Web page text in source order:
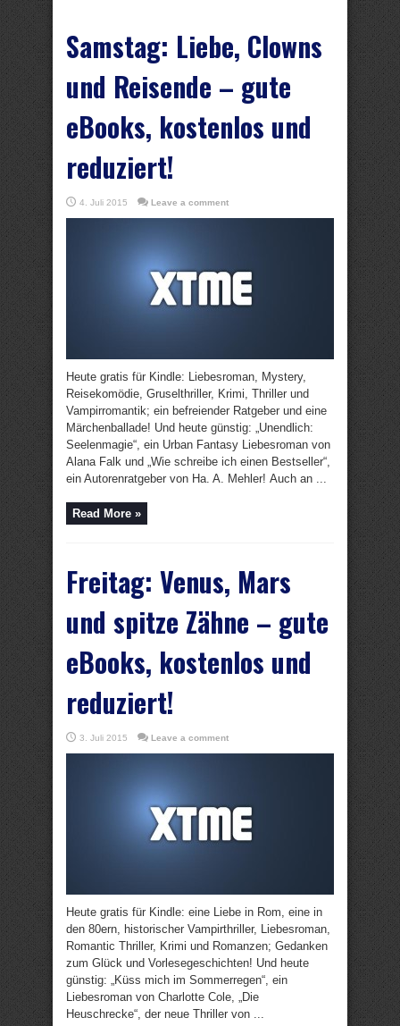
Samstag: Liebe, Clowns
und Reisende – gute
eBooks, kostenlos und
reduziert!
4. Juli 2015 Leave a comment
Heute gratis für Kindle: Liebesroman, Mystery,
Reisekomödie, Gruselthriller, Krimi, Thriller und
Vampirromantik; ein befreiender Ratgeber und eine
Märchenballade! Und heute günstig: „Unendlich:
Seelenmagie“, ein Urban Fantasy Liebesroman von
Alana Falk und „Wie schreibe ich einen Bestseller“,
ein Autorenratgeber von Ha. A. Mehler! Auch an ...
Read More »
Freitag: Venus, Mars
und spitze Zähne – gute
eBooks, kostenlos und
reduziert!
3. Juli 2015 Leave a comment
Heute gratis für Kindle: eine Liebe in Rom, eine in
den 80ern, historischer Vampirthriller, Liebesroman,
Romantic Thriller, Krimi und Romanzen; Gedanken
zum Glück und Vorlesegeschichten! Und heute
günstig: „Küss mich im Sommerregen“, ein
Liebesroman von Charlotte Cole, „Die
Heuschrecke“, der neue Thriller von ...